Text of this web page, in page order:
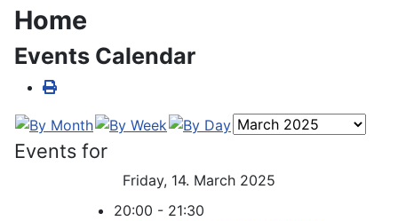
Home
Events Calendar
Events for
Friday, 14. March 2025
20:00 - 21:30